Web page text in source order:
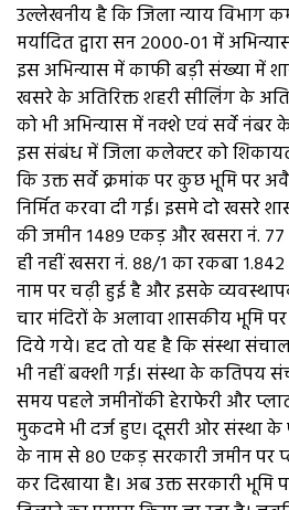
उल्लेखनीय है कि जिला न्याय विभाग
मर्यादित द्वारा सन २०००-०१ में
इस अभिन्यास में काफी बड़ी संख्या में
खसरे के अतिरिक्त शहरी सीलिंग के
को भी अभिन्यास में नक्शे एवं सर्वे नंबर
इस संबंध में जिला कलेक्टर को
कि उक्त सर्वे क्रमांक पर कुछ भूमि पर
निर्मित करवा दी गई। इसमे दो खसरे
की जमीन १४८९ एकड़ और खसरा नं. ७७
ही नहीं खसरा नं. ८८/१ का रकबा १.८४२
नाम पर चढ़ी हुई है और इसके
चार मंदिरों के अलावा शासकीय भूमि पर
दिये गये। हद तो यह है कि संस्था
भी नहीं बक्शी गई। संस्था के
समय पहले जमीनोंकी हेराफेरी और
मुकदमे भी दर्ज हुए। दूसरी ओर संस्था के
के नाम से ८० एकड़ सरकारी जमीन पर
कर दिखाया है। अब उक्त सरकारी भूमि